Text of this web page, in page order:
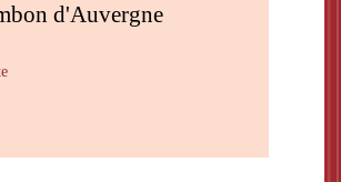
d'Auvergne